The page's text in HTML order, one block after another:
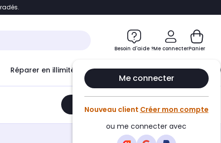
Accéder directement au chatbot
Besoin d'aide ?Me connecter
Me connecter
Nouveau client Créer mon compte
ou me connecter avec
Panier
Réparer en illimité avec Le Club Infinity
Ajouter au panier •